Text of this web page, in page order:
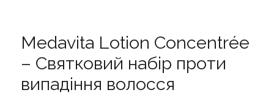
Medavita Lotion Concentrée
– Святковий набір проти
випадіння волосся